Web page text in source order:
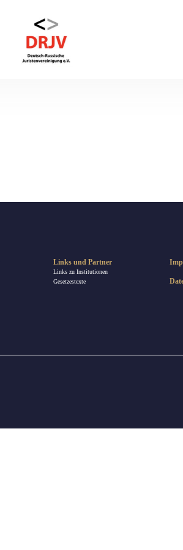
Links und Partner
Links zu Institutionen
Gesetzestexte